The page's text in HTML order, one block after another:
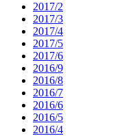
2017/2
2017/3
2017/4
2017/5
2017/6
2016/9
2016/8
2016/7
2016/6
2016/5
2016/4